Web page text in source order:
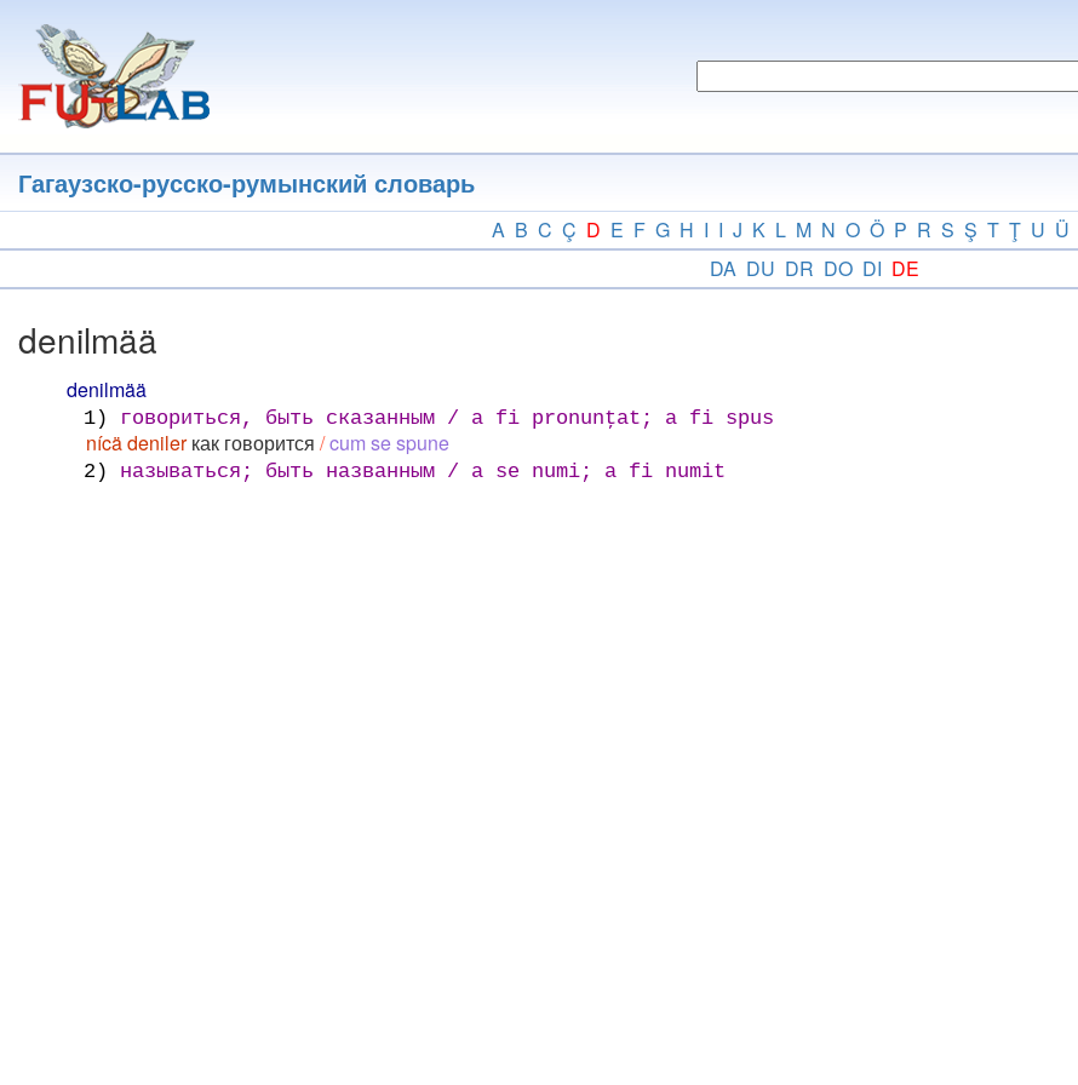
основному
содержанию
Гагаузско-русско-румынский словарь
A B C Ç D E F G H I I J K L M N O Ö P R S Ş T Ţ U Ü
DA DU DR DO DI DE
denilmää
denilmää
1) говориться, быть сказанным / a fi pronunţat; a fi spus
nícä denilerкак говорится /cum se spune
2) называться; быть названным / a se numi; a fi numit